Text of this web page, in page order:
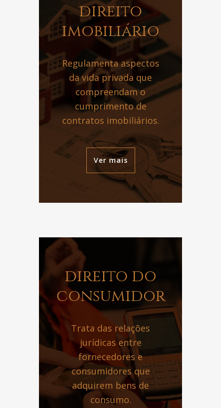
direito
imobiliário
Regulamenta aspectos
da vida privada que
compreendam o
cumprimento de
contratos imobiliários.
Ver mais
direito do
consumidor
Trata das relações
jurídicas entre
fornecedores e
consumidores que
adquirem bens de
consumo.